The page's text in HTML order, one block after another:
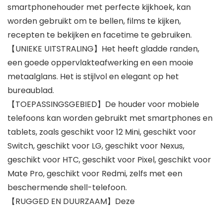
smartphonehouder met perfecte kijkhoek, kan
worden gebruikt om te bellen, films te kijken,
recepten te bekijken en facetime te gebruiken.
【UNIEKE UITSTRALING】Het heeft gladde randen,
een goede oppervlakteafwerking en een mooie
metaalglans. Het is stijlvol en elegant op het
bureaublad.
【TOEPASSINGSGEBIED】De houder voor mobiele
telefoons kan worden gebruikt met smartphones en
tablets, zoals geschikt voor 12 Mini, geschikt voor
Switch, geschikt voor LG, geschikt voor Nexus,
geschikt voor HTC, geschikt voor Pixel, geschikt voor
Mate Pro, geschikt voor Redmi, zelfs met een
beschermende shell-telefoon.
【RUGGED EN DUURZAAM】Deze